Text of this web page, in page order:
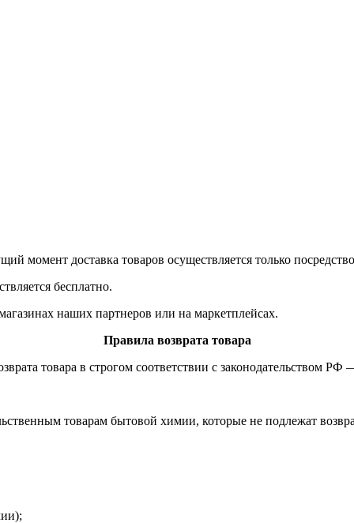
момент доставка товаров осуществляется только
бесплатно.
наших партнеров или на маркетплейсах.
Правила возврата товара
товара в строгом соответствии с законодательством
товарам бытовой химии, которые не подлежат